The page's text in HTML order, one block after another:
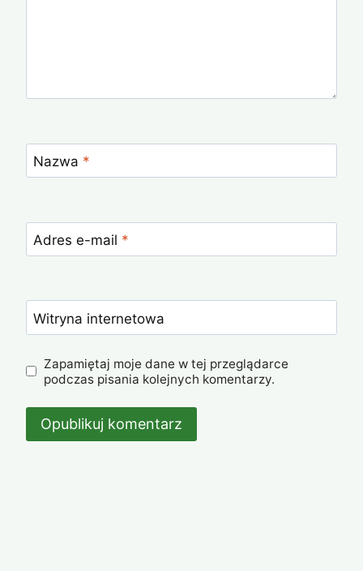
Nazwa *
Adres e-mail *
Witryna internetowa
Zapamiętaj moje dane w tej przeglądarce
podczas pisania kolejnych komentarzy.